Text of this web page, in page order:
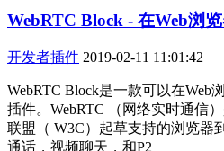
WebRTC Block - 在Web浏
开发者插件 2019-02-11 11:01:42
WebRTC Block是一款可以在Web
插件。WebRTC （网络实时通信
联盟（ W3C）起草支持的浏览器
通话，视频聊天，和P2